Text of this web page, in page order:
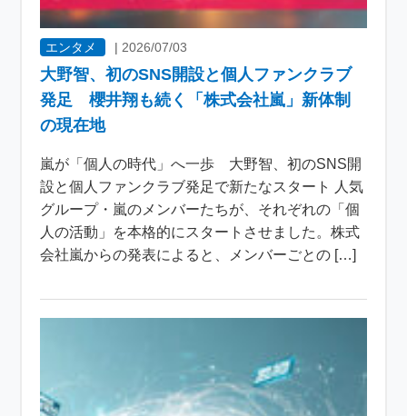
エンタメ | 2026/07/03
大野智、初のSNS開設と個人ファンクラブ
発足 櫻井翔も続く「株式会社嵐」新体制
の現在地
嵐が「個人の時代」へ一歩 大野智、初のSNS開
設と個人ファンクラブ発足で新たなスタート 人気
グループ・嵐のメンバーたちが、それぞれの「個
人の活動」を本格的にスタートさせました。株式
会社嵐からの発表によると、メンバーごとの […]